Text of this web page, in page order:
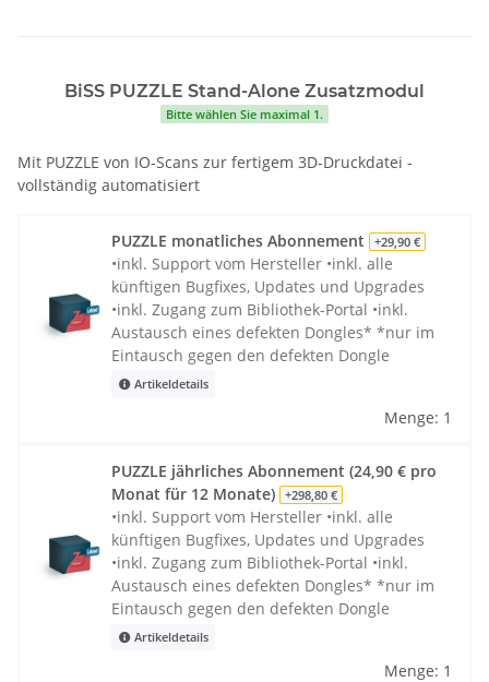
BiSS PUZZLE Stand-Alone Zusatzmodul
Bitte wählen Sie maximal 1.
Mit PUZZLE von IO-Scans zur fertigem 3D-Druckdatei -
vollständig automatisiert
PUZZLE monatliches Abonnement +29,90 €
•inkl. Support vom Hersteller •inkl. alle
künftigen Bugfixes, Updates und Upgrades
•inkl. Zugang zum Bibliothek-Portal •inkl.
Austausch eines defekten Dongles* *nur im
Eintausch gegen den defekten Dongle
Artikeldetails
Menge: 1
PUZZLE jährliches Abonnement (24,90 € pro
Monat für 12 Monate)
+298,80 €
•inkl. Support vom Hersteller •inkl. alle
künftigen Bugfixes, Updates und Upgrades
•inkl. Zugang zum Bibliothek-Portal •inkl.
Austausch eines defekten Dongles* *nur im
Eintausch gegen den defekten Dongle
Artikeldetails
Menge: 1